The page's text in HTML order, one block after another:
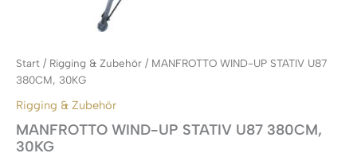
Start / Rigging & Zubehör / MANFROTTO WIND-UP STATIV U87
380CM, 30KG
Rigging & Zubehör
MANFROTTO WIND-UP STATIV U87 380CM,
30KG